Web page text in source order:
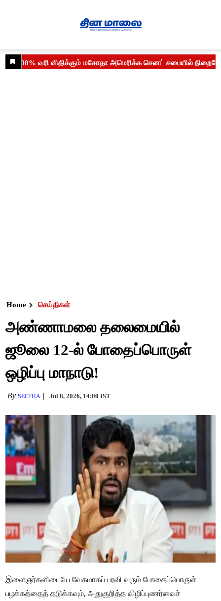
Home செய்திகள்
அண்ணாமலை தலைமையில்
ஜூலை 12-ல் போதைப்பொருள்
ஒழிப்பு மாநாடு!
BySEETHA Jul 8, 2026, 14:00 IST
இளைஞர்களிடையே வேகமாகப் பரவி வரும் போதைப்பொருள்
பழக்கத்தைத் தடுக்கவும், அதுகுறித்த விழிப்புணர்வைச்